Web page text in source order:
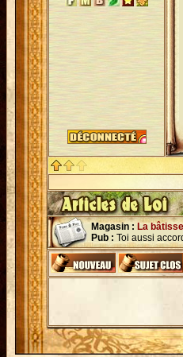
Magasin : La
Pub : Toi aussi